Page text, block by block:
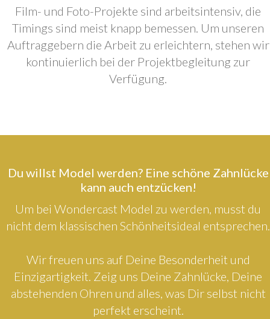
Film- und Foto-Projekte sind arbeitsintensiv, die
Timings sind meist knapp bemessen. Um unseren
Auftraggebern die Arbeit zu erleichtern, stehen wir
kontinuierlich bei der Projektbegleitung zur
Verfügung.
Du willst Model werden? Eine schöne Zahnlücke
kann auch entzücken!
Um bei Wondercast Model zu werden, musst du
nicht dem klassischen Schönheitsideal entsprechen.
Wir freuen uns auf Deine Besonderheit und
Einzigartigkeit. Zeig uns Deine Zahnlücke, Deine
abstehenden Ohren und alles, was Dir selbst nicht
perfekt erscheint.